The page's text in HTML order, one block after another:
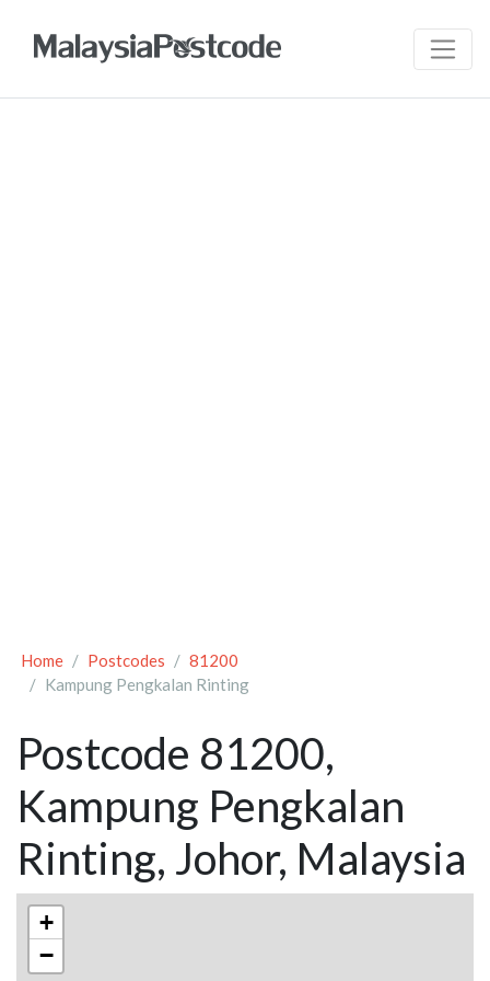
Home Postcodes
81200
Kampung Pengkalan Rinting
Postcode 81200,
Kampung Pengkalan
Rinting, Johor, Malaysia
+
−